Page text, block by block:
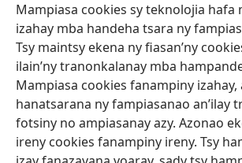
Mampiasa cookies sy teknolojia hafa
izahay mba handeha tsara ny
Tsy maintsy ekena ny fiasan’ny
ilain’ny tranonkalanay mba
Mampiasa cookies fanampiny izahay,
hanatsarana ny fampiasanao an’ilay
fotsiny no ampiasanay azy. Azonao
ireny cookies fanampiny ireny. Tsy
Fanomezana
(manokatra
rohy)
FITEHIRIZAM-BOKIN’NY Vavolombelon’i
(manokatra
rohy)
JW Hub
(manokatra
rohy)
JW Library